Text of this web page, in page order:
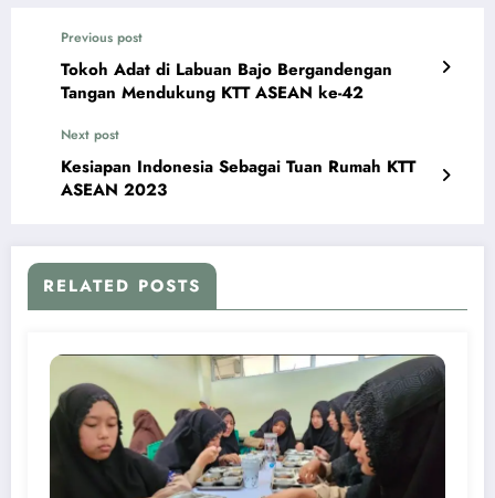
Previous post
Tokoh Adat di Labuan Bajo Bergandengan
Tangan Mendukung KTT ASEAN ke-42
Next post
Kesiapan Indonesia Sebagai Tuan Rumah KTT
ASEAN 2023
RELATED POSTS